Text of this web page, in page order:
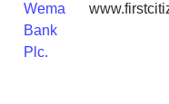
Card
Checker
Service
Wema
Bank
Plc.